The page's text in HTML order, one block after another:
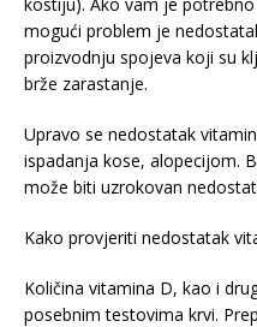
mogući problem je
proizvodnju spojeva koji su
brže zarastanje.
Upravo se nedostatak
ispadanja kose, alopecijom.
može biti uzrokovan
Kako provjeriti nedostatak
Količina vitamina D, kao i
posebnim testovima krvi.